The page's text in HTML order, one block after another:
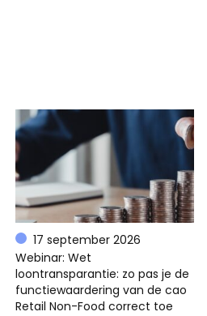
17 september 2026
Webinar: Wet
loontransparantie: zo pas je de
functiewaardering van de cao
Retail Non-Food correct toe